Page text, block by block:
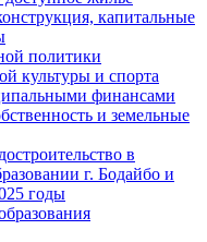
капитальные
политики
культуры и спорта
финансами
и земельные
в
г. Бодайбо и
годы